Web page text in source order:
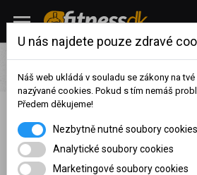
Oblečení Dámské fitness oblečení
Scrunch butt sport legíny 691 - černá
Nebbia Scrunch butt sport legíny
dosaženého obratu za
sledované období, byl
účet přeřazen do jiné
U nás najdete pouze zdravé
Náš web ukládá v souladu se zákony na
nazývané cookies. Pokud s tím nemáš
Předem děkujeme!
Nezbytně nutné soubory cookies
Analytické soubory cookies
Marketingové soubory cookies